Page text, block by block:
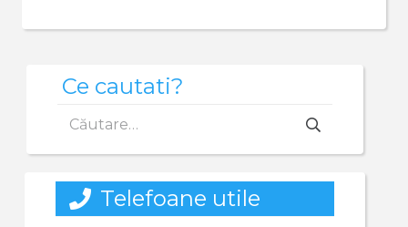
Ce cautati?
după:
Telefoane utile